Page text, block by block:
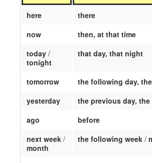
here
there
now
then, at that time
today /
tonight
that day, that night
tomorrow
the following day,
yesterday
the previous day,
ago
before
next week /
month
the following week /